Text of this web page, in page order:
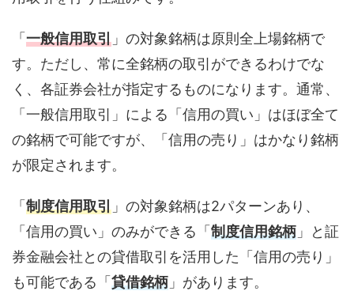
「 一般信用取引 」の対象銘柄は原則全上場銘柄で
す。ただし、常に全銘柄の取引ができるわけでな
く、各証券会社が指定するものになります。通常、
「一般信用取引」による「信用の買い」はほぼ全て
の銘柄で可能ですが、「信用の売り」はかなり銘柄
が限定されます。
「 制度信用取引 」の対象銘柄は2パターンあり、
「信用の買い」のみができる「 制度信用銘柄 」と証
券金融会社との貸借取引を活用した「信用の売り」
も可能である「 貸借銘柄 」があります。